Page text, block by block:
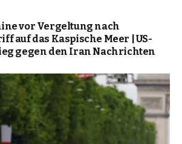
vor Vergeltung nach
auf das Kaspische Meer | US-
gegen den Iran Nachrichten